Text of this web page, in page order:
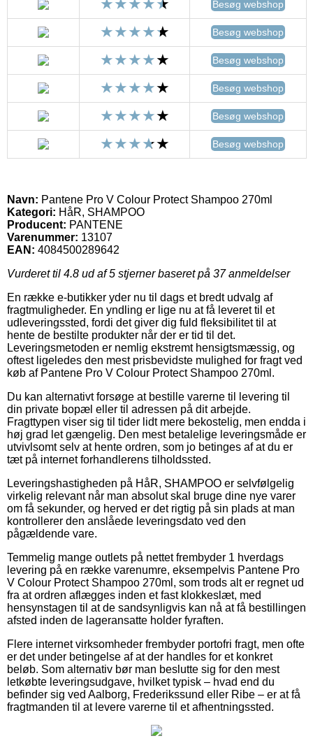
Besøg webshop
Besøg webshop
Besøg webshop
Besøg webshop
Besøg webshop
Besøg webshop
Navn: Pantene Pro V Colour Protect Shampoo 270ml
Kategori: HåR, SHAMPOO
Producent: PANTENE
Varenummer: 13107
EAN: 4084500289642
Vurderet til 4.8 ud af 5 stjerner baseret på 37anmeldelser
En række e-butikker yder nu til dags et bredt udvalg af
fragtmuligheder. En yndling er lige nu at få leveret til et
udleveringssted, fordi det giver dig fuld fleksibilitet til at
hente de bestilte produkter når der er tid til det.
Leveringsmetoden er nemlig ekstremt hensigtsmæssig, og
oftest ligeledes den mest prisbevidste mulighed for fragt ved
køb af Pantene Pro V Colour Protect Shampoo 270ml.
Du kan alternativt forsøge at bestille varerne til levering til
din private bopæl eller til adressen på dit arbejde.
Fragttypen viser sig til tider lidt mere bekostelig, men endda i
høj grad let gængelig. Den mest betalelige leveringsmåde er
utvivlsomt selv at hente ordren, som jo betinges af at du er
tæt på internet forhandlerens tilholdssted.
Leveringshastigheden på HåR, SHAMPOO er selvfølgelig
virkelig relevant når man absolut skal bruge dine nye varer
om få sekunder, og herved er det rigtig på sin plads at man
kontrollerer den anslåede leveringsdato ved den
pågældende vare.
Temmelig mange outlets på nettet frembyder 1 hverdags
levering på en række varenumre, eksempelvis Pantene Pro
V Colour Protect Shampoo 270ml, som trods alt er regnet ud
fra at ordren aflægges inden et fast klokkeslæt, med
hensynstagen til at de sandsynligvis kan nå at få bestillingen
afsted inden de lageransatte holder fyraften.
Flere internet virksomheder frembyder portofri fragt, men ofte
er det under betingelse af at der handles for et konkret
beløb. Som alternativ bør man beslutte sig for den mest
letkøbte leveringsudgave, hvilket typisk – hvad end du
befinder sig ved Aalborg, Frederikssund eller Ribe – er at få
fragtmanden til at levere varerne til et afhentningssted.